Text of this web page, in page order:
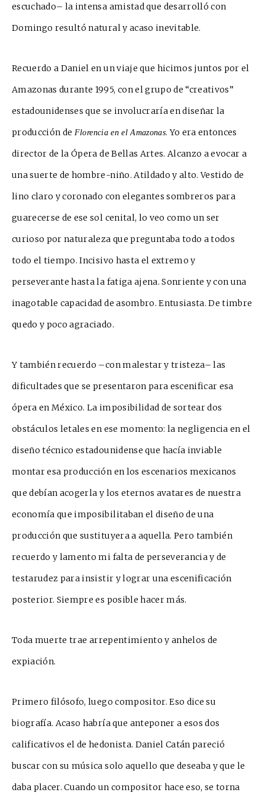
escuchado– la intensa amistad que desarrolló con
Domingo resultó natural y acaso inevitable.
Recuerdo a Daniel en un viaje que hicimos juntos por el
Amazonas durante 1995, con el grupo de “creativos”
estadounidenses que se involucraría en diseñar la
producción de Florencia en el Amazonas. Yo era entonces
director de la Ópera de Bellas Artes. Alcanzo a evocar a
una suerte de hombre-niño. Atildado y alto. Vestido de
lino claro y coronado con elegantes sombreros para
guarecerse de ese sol cenital, lo veo como un ser
curioso por naturaleza que preguntaba todo a todos
todo el tiempo. Incisivo hasta el extremo y
perseverante hasta la fatiga ajena. Sonriente y con una
inagotable capacidad de asombro. Entusiasta. De timbre
quedo y poco agraciado.
Y también recuerdo –con malestar y tristeza– las
dificultades que se presentaron para escenificar esa
ópera en México. La imposibilidad de sortear dos
obstáculos letales en ese momento: la negligencia en el
diseño técnico estadounidense que hacía inviable
montar esa producción en los escenarios mexicanos
que debían acogerla y los eternos avatares de nuestra
economía que imposibilitaban el diseño de una
producción que sustituyera a aquella. Pero también
recuerdo y lamento mi falta de perseverancia y de
testarudez para insistir y lograr una escenificación
posterior. Siempre es posible hacer más.
Toda muerte trae arrepentimiento y anhelos de
expiación.
Primero filósofo, luego compositor. Eso dice su
biografía. Acaso habría que anteponer a esos dos
calificativos el de hedonista. Daniel Catán pareció
buscar con su música solo aquello que deseaba y que le
daba placer. Cuando un compositor hace eso, se torna